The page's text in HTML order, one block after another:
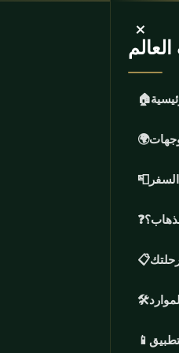
×
🏠
🌍
📮
❓
📋
🛠️
📱